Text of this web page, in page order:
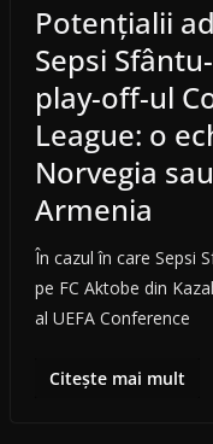
Potenţialii
Sepsi
play-off-ul
League: o
Norvegia
Armenia
În cazul în care Sepsi
pe FC Aktobe din
al UEFA Conference
Citește mai mult